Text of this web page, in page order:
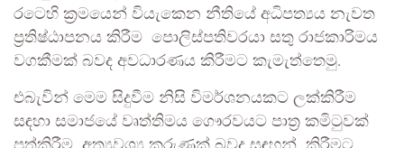
රටෙහි ක්‍රමයෙන් වියැකෙන නීතියේ අධිපත්‍යය නැවත
ප්‍රතිෂ්ඨාපනය කිරීම පොලිස්පතිවරයා සතු රාජකාරිමය
වගකීමක් බවද අවධාරණය කිරීමට කැමැත්තෙමු.
එබැවින් මෙම සිදුවීම නිසි විමර්ශනයකට ලක්කිරීම
සඳහා සමාජයේ වෘත්තිමය ගෞරවයට පාත්‍ර කමිටුවක්